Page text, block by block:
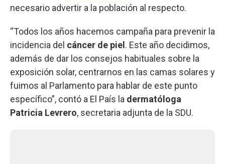
necesario advertir a la población al respecto.
“Todos los años hacemos campaña para prevenir la
incidencia del cáncer de piel . Este año decidimos,
además de dar los consejos habituales sobre la
exposición solar, centrarnos en las camas solares y
fuimos al Parlamento para hablar de este punto
específico”, contó a El País la dermatóloga
Patricia Levrero, secretaria adjunta de la SDU.